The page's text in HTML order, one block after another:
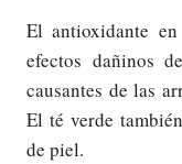
El antioxidante
efectos dañinos
causantes de las
El té verde
de piel.